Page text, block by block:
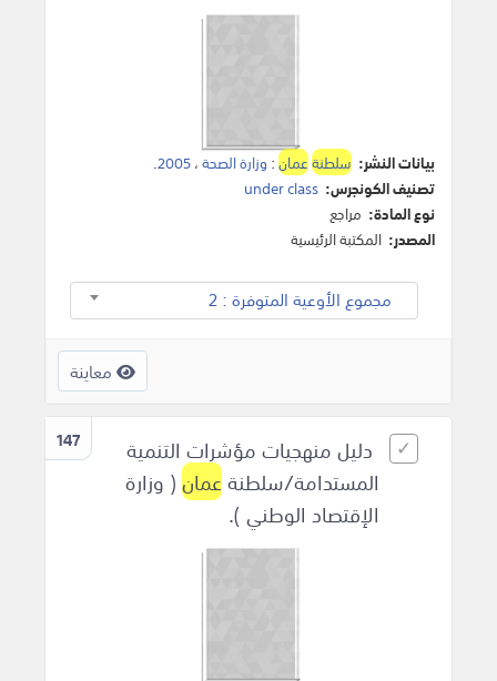
بيانات النشر: سلطنةعمان: وزارة الصحة،2005
.
تصنيف الكونجرس: under class
نوع المادة: مراجع
المصدر: المكتبة الرئيسية
مجموع الأوعية المتوفرة : 2
معاينة
147
دليل منهجيات مؤشرات التنمية
المستدامة/سلطنةعمان( وزارة
الإقتصاد الوطني ).